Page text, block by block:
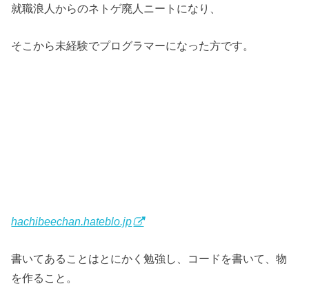
就職浪人からのネトゲ廃人ニートになり、
そこから未経験でプログラマーになった方です。
hachibeechan.hateblo.jp
書いてあることはとにかく勉強し、コードを書いて、物
を作ること。